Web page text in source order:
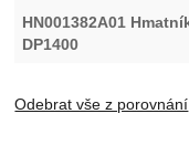
Odebrat vše z porovnání